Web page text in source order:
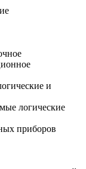
и
логические
приборов